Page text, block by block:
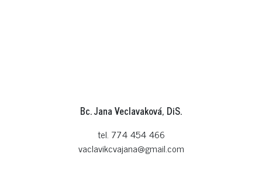
Bc. Jana Veclavaková, DiS.
tel. 774 454 466
vaclavikcvajana@gmail.com